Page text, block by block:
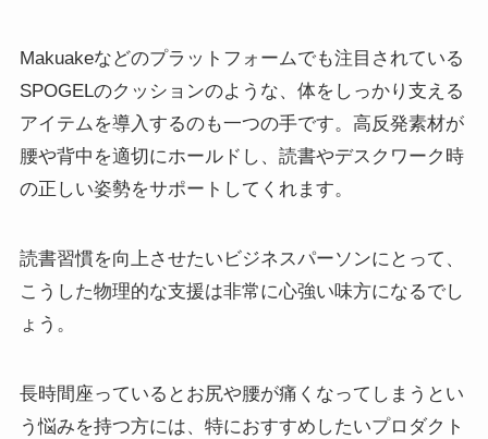
Makuakeなどのプラットフォームでも注目されている
SPOGELのクッションのような、体をしっかり支える
アイテムを導入するのも一つの手です。高反発素材が
腰や背中を適切にホールドし、読書やデスクワーク時
の正しい姿勢をサポートしてくれます。
読書習慣を向上させたいビジネスパーソンにとって、
こうした物理的な支援は非常に心強い味方になるでし
ょう。
長時間座っているとお尻や腰が痛くなってしまうとい
う悩みを持つ方には、特におすすめしたいプロダクト